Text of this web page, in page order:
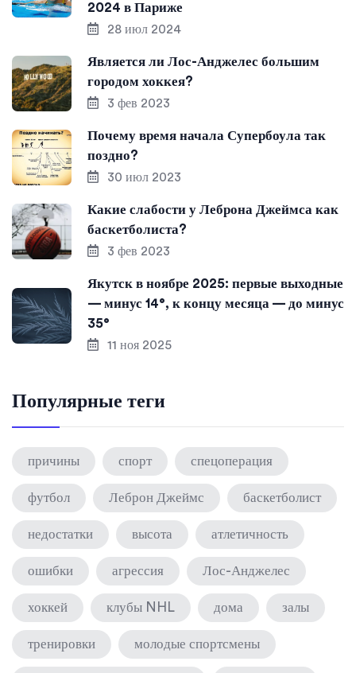
2024 в Париже
28 июл 2024
Является ли Лос-Анджелес большим
городом хоккея?
3 фев 2023
Почему время начала Супербоула так
поздно?
30 июл 2023
Какие слабости у Леброна Джеймса как
баскетболиста?
3 фев 2023
Якутск в ноябре 2025: первые выходные
— минус 14°, к концу месяца — до минус
35°
11 ноя 2025
Популярные теги
причины спорт спецоперация
футбол Леброн Джеймс баскетболист
недостатки высота атлетичность
ошибки агрессия Лос-Анджелес
хоккей клубы NHL дома залы
тренировки молодые спортсмены